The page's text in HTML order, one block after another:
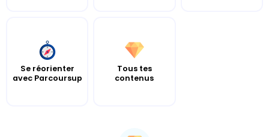
Se réorienter
avec Parcoursup
Tous tes
contenus